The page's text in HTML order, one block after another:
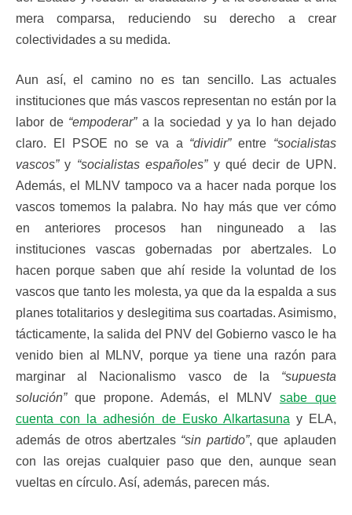
mera comparsa, reduciendo su derecho a crear
colectividades a su medida.
Aun así, el camino no es tan sencillo. Las actuales
instituciones que más vascos representan no están por la
labor de “empoderar”a la sociedad y ya lo han dejado
claro. El PSOE no se va a “dividir”entre “socialistas
vascos”y “socialistas españoles”y qué decir de UPN.
Además, el MLNV tampoco va a hacer nada porque los
vascos tomemos la palabra. No hay más que ver cómo
en anteriores procesos han ninguneado a las
instituciones vascas gobernadas por abertzales. Lo
hacen porque saben que ahí reside la voluntad de los
vascos que tanto les molesta, ya que da la espalda a sus
planes totalitarios y deslegitima sus coartadas. Asimismo,
tácticamente, la salida del PNV del Gobierno vasco le ha
venido bien al MLNV, porque ya tiene una razón para
marginar al Nacionalismo vasco de la “supuesta
solución”que propone. Además, el MLNV sabe que
cuenta con la adhesión de Eusko Alkartasuna y ELA,
además de otros abertzales “sin partido”, que aplauden
con las orejas cualquier paso que den, aunque sean
vueltas en círculo. Así, además, parecen más.